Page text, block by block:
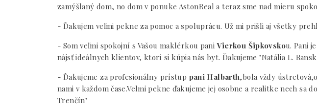
zamýšlaný dom, no dom v ponuke AstonReal a teraz sme nad mieru
- Ďakujem veľmi pekne za pomoc a spoluprácu. Už mi prišli aj všetky
- Som veľmi spokojní s Vašou maklérkou paniVierkou Šipkovskou. Pani
nájsť ideálnych klientov, ktorí si kúpia nás byt. Ďakujeme "Natália L.
- Ďakujeme za profesionálny prístup pani Halbarth,bola vždy
nami v každom čase.Velmi pekne ďakujeme jej osobne a realitke nech sa
Trenčín"